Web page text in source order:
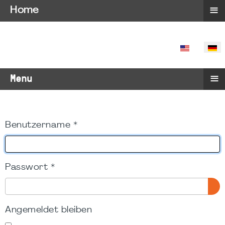
SPRACHE
Menu ≡
Benutzername *
Passwort *
Angemeldet bleiben
Home ≡